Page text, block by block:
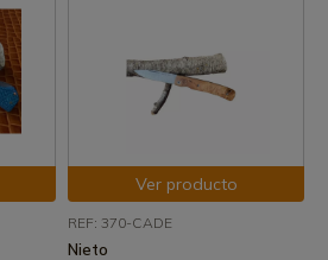
Ver producto
REF: 370-CADE
Nieto